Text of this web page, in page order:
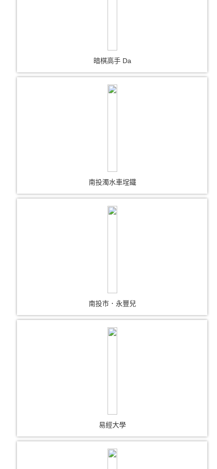
暗棋高手 Da
南投濁水車埕鐵
南投市．永豐兒
易經大學